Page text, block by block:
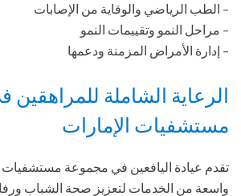
– الطب الرياضي والوقاية من الإصابات
– مراحل النمو وتقييمات النمو
– إدارة الأمراض المزمنة ودعمها
الرعاية الشاملة
مستشفيات الإمارات
تقدم عيادة اليافعين في مجموعة مستشفيات
واسعة من الخدمات لتعزيز صحة الشباب